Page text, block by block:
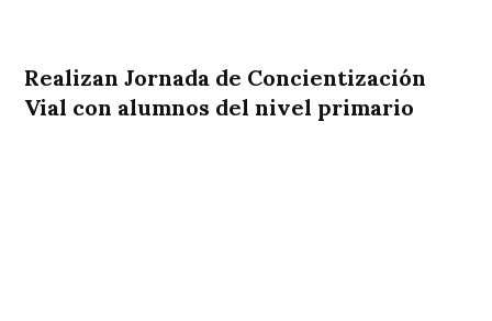
Realizan Jornada de Concientización
Vial con alumnos del nivel primario